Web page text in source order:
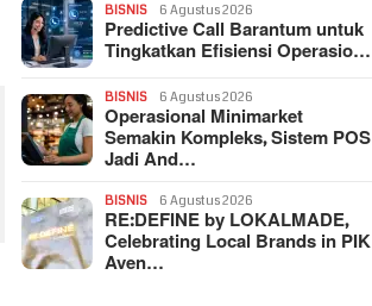
BISNIS 6 Agustus 2026
Predictive Call Barantum untuk
Tingkatkan Efisiensi Operasio…
BISNIS 6 Agustus 2026
Operasional Minimarket
Semakin Kompleks, Sistem POS
Jadi And…
BISNIS 6 Agustus 2026
RE:DEFINE by LOKALMADE,
Celebrating Local Brands in PIK
Aven…